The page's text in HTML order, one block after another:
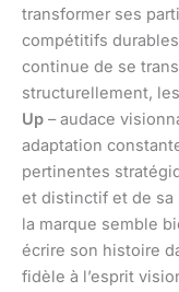
transformer ses
compétitifs
continue de se
structurellement,
Up – audace
adaptation
pertinentes
et distinctif et de sa
la marque semble
écrire son histoire
fidèle à l’esprit